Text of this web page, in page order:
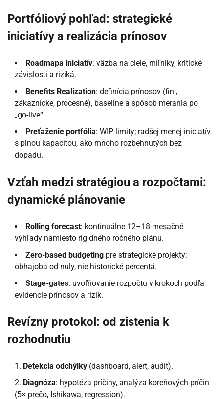
Portfóliový pohľad: strategické
iniciatívy a realizácia prínosov
Roadmapa iniciatív: väzba na ciele, míľniky, kritické
závislosti a riziká.
Benefits Realization: definícia prínosov (fin.,
zákaznícke, procesné), baseline a spôsob merania po
„go-live“.
Preťaženie portfólia: WIP limity; radšej menej iniciatív
s plnou kapacitou, ako mnoho rozbehnutých bez
dopadu.
Vzťah medzi stratégiou a rozpočtami:
dynamické plánovanie
Rolling forecast: kontinuálne 12–18-mesačné
výhľady namiesto rigidného ročného plánu.
Zero-based budgeting pre strategické projekty:
obhajoba od nuly, nie historické percentá.
Stage-gates: uvoľňovanie rozpočtu v krokoch podľa
evidencie prínosov a rizík.
Revízny protokol: od zistenia k
rozhodnutiu
Detekcia odchýlky (dashboard, alert, audit).
Diagnóza: hypotéza príčiny, analýza koreňových príčin
(5× prečo, Ishikawa, regression).